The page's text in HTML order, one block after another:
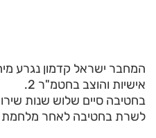
המחבר ישראל קדמון נגרע
אישיות והוצב בחטמ"ר 2.
בחטיבה סיים שלוש שנות
לשרת בחטיבה לאחר מלחמת